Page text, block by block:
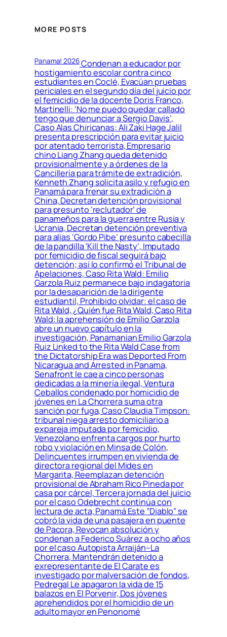
MORE POSTS
Panama! 2026Condenan a educador por
hostigamiento escolar contra cinco
estudiantes en Coclé, Evacúan pruebas
periciales en el segundo día del juicio por
el femicidio de la docente Doris Franco,
Martinelli: ‘No me puedo quedar callado
tengo que denunciar a Sergio Davis’,
Caso Alas Chiricanas: Ali Zaki Hage Jalil
presenta prescripción para evitar juicio
por atentado terrorista, Empresario
chino Liang Zhang queda detenido
provisionalmente y a órdenes de la
Cancillería para trámite de extradición,
Kenneth Zhang solicita asilo y refugio en
Panamá para frenar su extradición a
China, Decretan detención provisional
para presunto ‘reclutador’ de
panameños para la guerra entre Rusia y
Ucrania, Decretan detención preventiva
para alias ‘Gordo Pibe’ presunto cabecilla
de la pandilla ‘Kill the Nasty’, Imputado
por femicidio de fiscal seguirá bajo
detención; así lo confirmó el Tribunal de
Apelaciones, Caso Rita Wald: Emilio
Garzola Ruiz permanece bajo indagatoria
por la desaparición de la dirigente
estudiantil, Prohibido olvidar: el caso de
Rita Wald, ¿Quién fue Rita Wald, Caso Rita
Wald: la aprehensión de Emilio Garzola
abre un nuevo capítulo en la
investigación, Panamanian Emilio Garzola
Ruiz Linked to the Rita Wald Case from
the Dictatorship Era was Deported From
Nicaragua and Arrested in Panama,
Senafront le cae a cinco personas
dedicadas a la minería ilegal, Ventura
Ceballos condenado por homicidio de
jóvenes en La Chorrera suma otra
sanción por fuga, Caso Claudia Timpson:
tribunal niega arresto domiciliario a
expareja imputada por femicidio,
Venezolano enfrenta cargos por hurto
robo y violación en Minsa de Colón,
Delincuentes irrumpen en vivienda de
directora regional del Mides en
Margarita, Reemplazan detención
provisional de Abraham Rico Pineda por
casa por cárcel, Tercera jornada del juicio
por el caso Odebrecht continúa con
lectura de acta, Panamá Este ”Diablo” se
cobró la vida de una pasajera en puente
de Pacora, Revocan absolución y
condenan a Federico Suárez a ocho años
por el caso Autopista Arraiján–La
Chorrera, Mantendrán detenido a
exrepresentante de El Carate es
investigado por malversación de fondos,
Pedregal Le apagaron la vida de 15
balazos en El Porvenir, Dos jóvenes
aprehendidos por el homicidio de un
adulto mayor en Penonomé